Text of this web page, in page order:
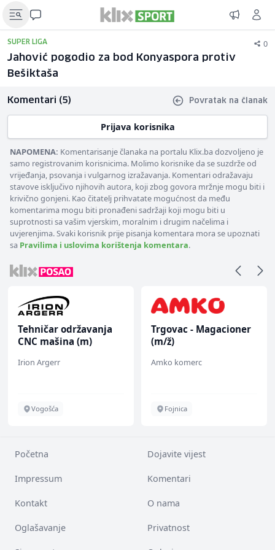
SUPER LIGA 0
Jahović pogodio za bod Konyaspora protiv
Bešiktaša
Komentari (5) Povratak na članak
Prijava korisnika
NAPOMENA: Komentarisanje članaka na portalu Klix.ba dozvoljeno je
samo registrovanim korisnicima. Molimo korisnike da se suzdrže od
vrijeđanja, psovanja i vulgarnog izražavanja. Komentari odražavaju
stavove isključivo njihovih autora, koji zbog govora mržnje mogu biti i
krivično gonjeni. Kao čitatelj prihvatate mogućnost da među
komentarima mogu biti pronađeni sadržaji koji mogu biti u
suprotnosti sa vašim vjerskim, moralnim i drugim načelima i
uvjerenjima. Svaki korisnik prije pisanja komentara mora se upoznati
sa Pravilima i uslovima korištenja komentara.
Tehničar održavanja
CNC mašina (m)
Irion Argerr
Vogošća
Trgovac - Magacioner
(m/ž)
Amko komerc
Fojnica
Početna Dojavite vijest
Impressum Komentari
Kontakt O nama
Oglašavanje Privatnost